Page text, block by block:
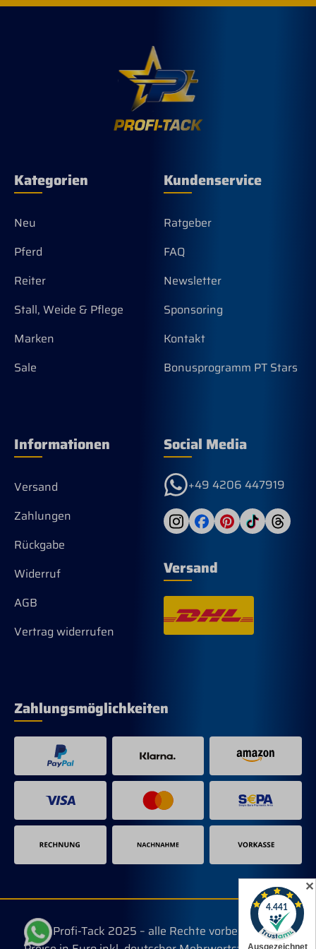
Kategorien
Neu
Pferd
Reiter
Stall, Weide & Pflege
Marken
Sale
Kundenservice
Ratgeber
FAQ
Newsletter
Sponsoring
Kontakt
Bonusprogramm PT Stars
Informationen
Versand
Zahlungen
Rückgabe
Widerruf
AGB
Vertrag widerrufen
Social Media
+49 4206 447919
Versand
Zahlungsmöglichkeiten
© Profi-Tack 2025 – alle Rechte vorbehalten.
✕